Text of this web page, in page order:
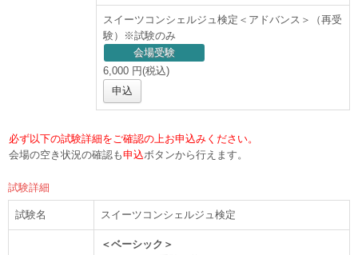
スイーツコンシェルジュ検定＜アドバンス＞（再受
験）※試験のみ
会場受験
6,000 円(税込)
申込
必ず以下の試験詳細をご確認の上お申込みください。
会場の空き状況の確認も申込ボタンから行えます。
試験詳細
試験名 スイーツコンシェルジュ検定
＜ベーシック＞